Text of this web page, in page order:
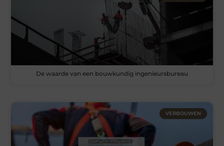
De waarde van een bouwkundig ingenieursbureau
VERBOUWEN